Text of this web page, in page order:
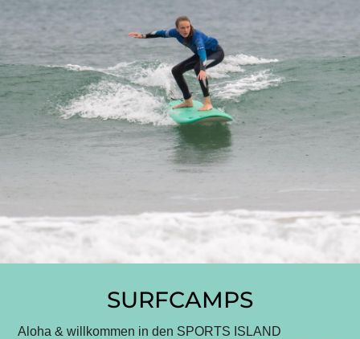
SURFCAMPS
Aloha & willkommen in den SPORTS ISLAND